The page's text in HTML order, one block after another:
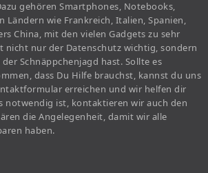
gehören Smartphones, Notebooks,
Ländern wie Frankreich, Italien, Spanien,
China, mit den vielen Gadgets zu sehr
nicht nur der Datenschutz wichtig, sondern
Schnäppchenjagd hast. Sollte es
dass Du Hilfe brauchst, kannst du uns
erreichen und wir helfen dir
notwendig ist, kontaktieren wir auch den
die Angelegenheit, damit wir alle
haben.